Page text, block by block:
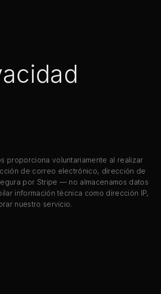
proporciona voluntariamente al realizar
de correo electrónico, dirección de
por Stripe — no almacenamos datos
información técnica como dirección IP,
nuestro servicio.